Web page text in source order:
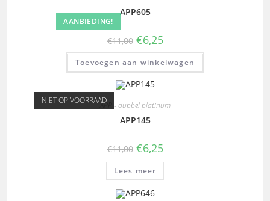
AANBIEDING!
APP605
€11,00 €6,25
Toevoegen aan winkelwagen
NIET OP VOORRAADAPP - dubbel platinum
APP145
€11,00 €6,25
Lees meer